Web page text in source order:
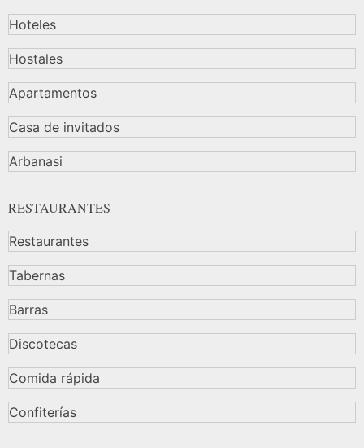
Hoteles
Hostales
Apartamentos
Casa de invitados
Arbanasi
RESTAURANTES
Restaurantes
Tabernas
Barras
Discotecas
Comida rápida
Confiterías